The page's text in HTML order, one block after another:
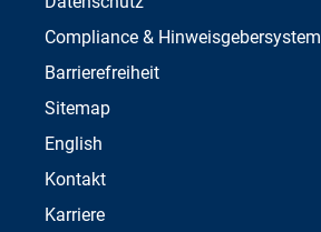
Compliance & Hinweisgebersystem
Barrierefreiheit
Sitemap
English
Kontakt
Karriere